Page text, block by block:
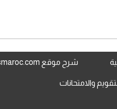
شرح موقع www.jami3dorosmaroc.com
والامتحانات